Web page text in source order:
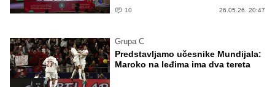
10 26.05.26. 20:47
Grupa C
Predstavljamo učesnike Mundijala:
Maroko na leđima ima dva tereta